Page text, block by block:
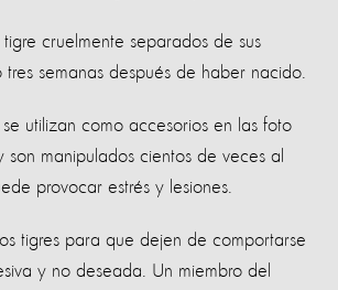
cruelmente separados de sus
tres semanas después de haber nacido.
se utilizan como accesorios en las foto
son manipulados cientos de veces al
provocar estrés y lesiones.
tigres para que dejen de comportarse
y no deseada. Un miembro del